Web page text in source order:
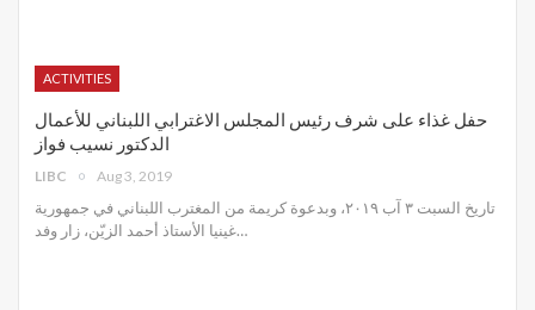
ACTIVITIES
حفل غذاء على شرف رئيس المجلس الاغترابي اللبناني للأعمال
الدكتور نسيب فواز
LIBC Aug 3, 2019
تاريخ السبت ٣ آب ٢٠١٩، وبدعوة كريمة من المغترب اللبناني في جمهورية
غينيا الأستاذ أحمد الزيّن، زار وفد…